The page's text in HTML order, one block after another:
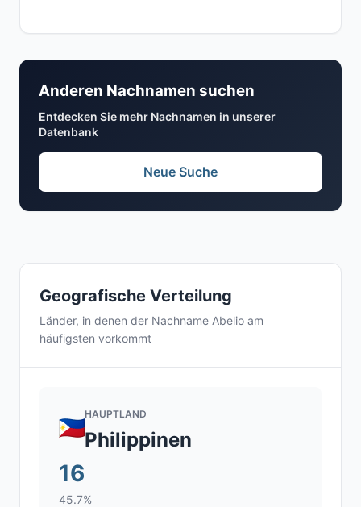
Geografische Verteilung
Länder, in denen der Nachname Abelio am
häufigsten vorkommt
HAUPTLAND
Philippinen
16
45.7%
Anderen Nachnamen suchen
Entdecken Sie mehr Nachnamen in unserer
Datenbank
Neue Suche